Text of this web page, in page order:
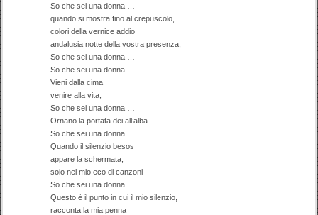
So che sei una donna …
quando si mostra fino al crepuscolo,
colori della vernice addio
andalusia notte della vostra presenza,
So che sei una donna …
So che sei una donna …
Vieni dalla cima
venire alla vita,
So che sei una donna …
Ornano la portata dei all’alba
So che sei una donna …
Quando il silenzio besos
appare la schermata,
solo nel mio eco di canzoni
So che sei una donna …
Questo è il punto in cui il mio silenzio,
racconta la mia penna